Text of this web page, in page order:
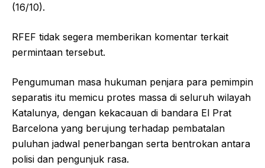
(16/10).
RFEF tidak segera memberikan komentar terkait
permintaan tersebut.
Pengumuman masa hukuman penjara para pemimpin
separatis itu memicu protes massa di seluruh wilayah
Katalunya, dengan kekacauan di bandara El Prat
Barcelona yang berujung terhadap pembatalan
puluhan jadwal penerbangan serta bentrokan antara
polisi dan pengunjuk rasa.